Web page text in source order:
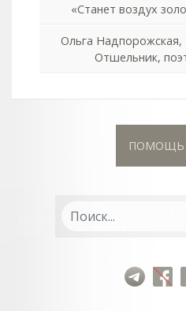
«Станет воздух
Ольга
Отшельник,
ПОМОЩЬ